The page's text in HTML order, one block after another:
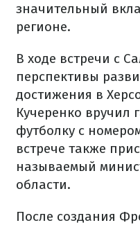
значительный
регионе.
В ходе встречи с
перспективы
достижения в
Кучеренко вручил
футболку с
встрече также
называемый
области.
После создания